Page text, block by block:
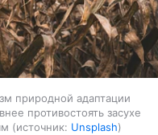
природной адаптации
противостоять засухе
источник: Unsplash